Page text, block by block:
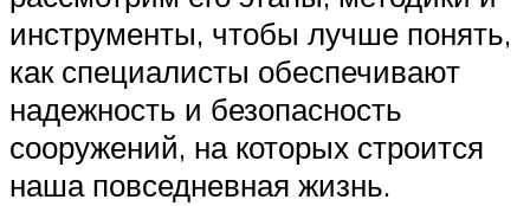
инструменты, чтобы лучше понять,
как специалисты обеспечивают
надежность и безопасность
сооружений, на которых строится
наша повседневная жизнь.